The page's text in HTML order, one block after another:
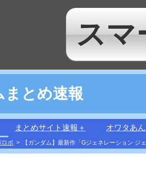
スマ
まとめ速報
まとめサイト速報＋ オワタあ
ロボ > 【ガンダム】最新作「Gジェネレーション